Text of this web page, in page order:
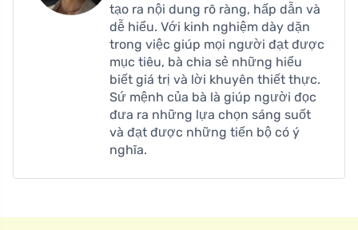
tạo ra nội dung rõ ràng, hấp dẫn và
dễ hiểu. Với kinh nghiệm dày dặn
trong việc giúp mọi người đạt được
mục tiêu, bà chia sẻ những hiểu
biết giá trị và lời khuyên thiết thực.
Sứ mệnh của bà là giúp người đọc
đưa ra những lựa chọn sáng suốt
và đạt được những tiến bộ có ý
nghĩa.